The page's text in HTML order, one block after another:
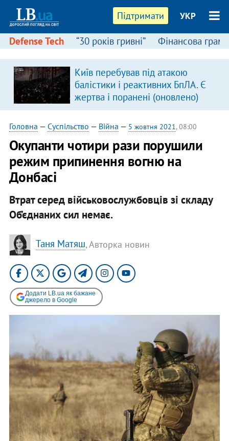
Підтримати УКР
Defense Tech “30 років гривні” Фінансова
Київ перебував під атакою
балістики і реактивних БпЛА. Є
жертва і поранені (оновлено)
Головна — Суспільство — Війна — 5 жовтня 2021, 08:00
Окупанти чотири рази порушили
режим припинення вогню на
Донбасі
Втрат серед військовослужбовців зі складу
Об’єднаних сил немає.
Таня Матяш, Авторка новин
Додати LB.ua як бажане
джерело в Google